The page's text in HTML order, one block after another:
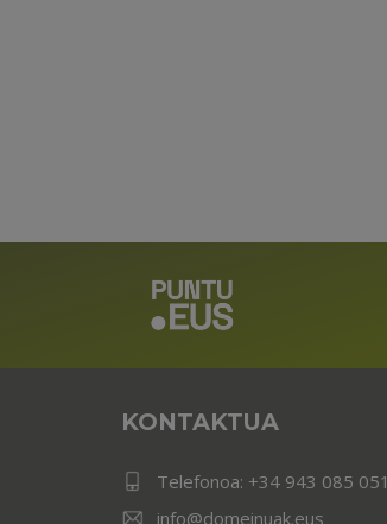
KONTAKTUA
Telefonoa: +34 943 085 051
info@domeinuak.eus